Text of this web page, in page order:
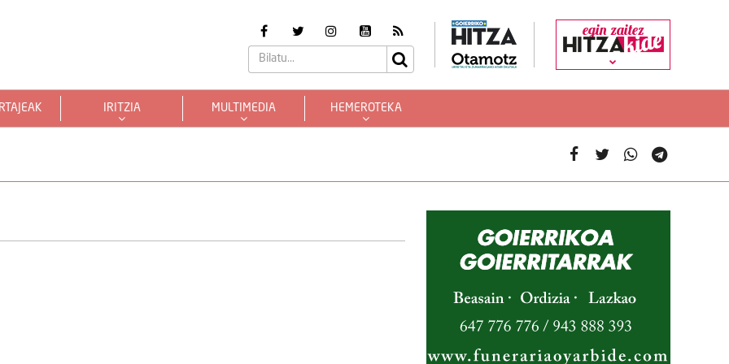
egin zaitez
IRITZIA MULTIMEDIA HEMEROTEKA